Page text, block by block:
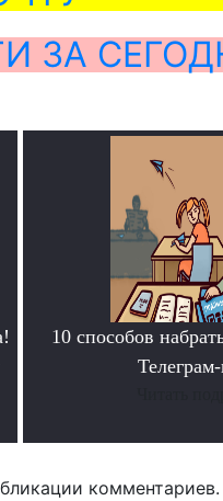
ЗА
10 способов
комментариев.